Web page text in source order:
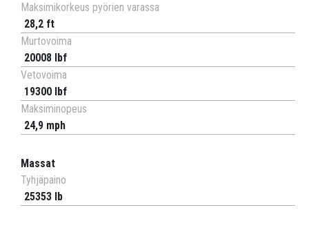
Maksimikorkeus pyörien varassa
28,2 ft
Murtovoima
20008 lbf
Vetovoima
19300 lbf
Maksiminopeus
24,9 mph
Massat
Tyhjäpaino
25353 lb